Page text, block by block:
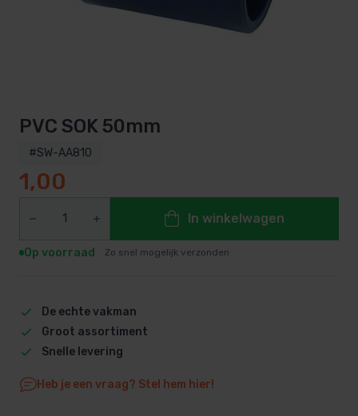
PVC SOK 50mm
#SW-AA810
1,00
In winkelwagen
Op voorraad Zo snel mogelijk verzonden
De echte vakman
Groot assortiment
Snelle levering
Heb je een vraag? Stel hem hier!